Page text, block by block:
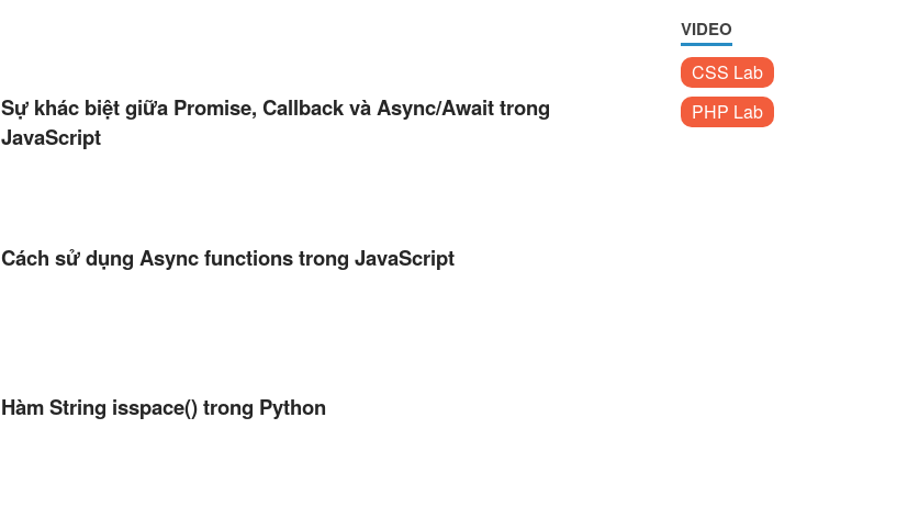
Sự khác biệt giữa Promise, Callback và Async/Await trong
JavaScript
Cách sử dụng Async functions trong JavaScript
Hàm String isspace() trong Python
VIDEO
CSS Lab
PHP Lab